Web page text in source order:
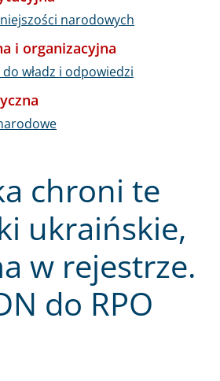
chroni te
ukraińskie,
w rejestrze.
do RPO
narodowych
i organizacyjna
władz i odpowiedzi